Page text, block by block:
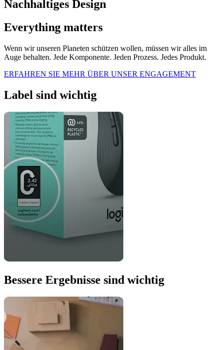
Nachhaltiges Design
Everything matters
Wenn wir unseren Planeten schützen wollen, müssen wir alles im
Auge behalten. Jede Komponente. Jeden Prozess. Jedes Produkt.
ERFAHREN SIE MEHR ÜBER UNSER ENGAGEMENT
Label sind wichtig
Bessere Ergebnisse sind wichtig